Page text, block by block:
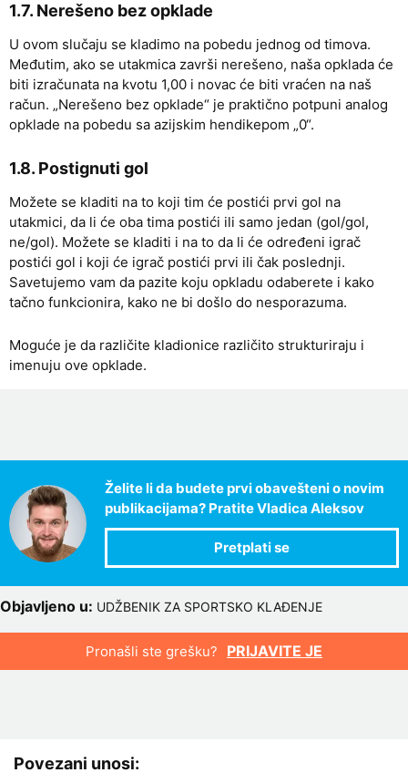
1.7. Nerešeno bez opklade
U ovom slučaju se kladimo na pobedu jednog od timova.
Međutim, ako se utakmica završi nerešeno, naša opklada će
biti izračunata na kvotu 1,00 i novac će biti vraćen na naš
račun. „Nerešeno bez opklade“ je praktično potpuni analog
opklade na pobedu sa azijskim hendikepom „0“.
1.8. Postignuti gol
Možete se kladiti na to koji tim će postići prvi gol na
utakmici, da li će oba tima postići ili samo jedan (gol/gol,
ne/gol). Možete se kladiti i na to da li će određeni igrač
postići gol i koji će igrač postići prvi ili čak poslednji.
Savetujemo vam da pazite koju opkladu odaberete i kako
tačno funkcionira, kako ne bi došlo do nesporazuma.
Moguće je da različite kladionice različito strukturiraju i
imenuju ove opklade.
Želite li da budete prvi obavešteni o novim
publikacijama? Pratite Vladica Aleksov
Objavljeno u: UDŽBENIK ZA SPORTSKO KLAĐENJE
Pronašli ste grešku? PRIJAVITE JE
Povezani unosi: